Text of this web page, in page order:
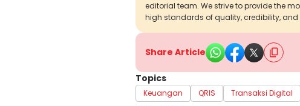
editorial team. We strive to provide the
high standards of quality, credibility, and
Share Article
Topics
Keuangan QRIS Transaksi Digital